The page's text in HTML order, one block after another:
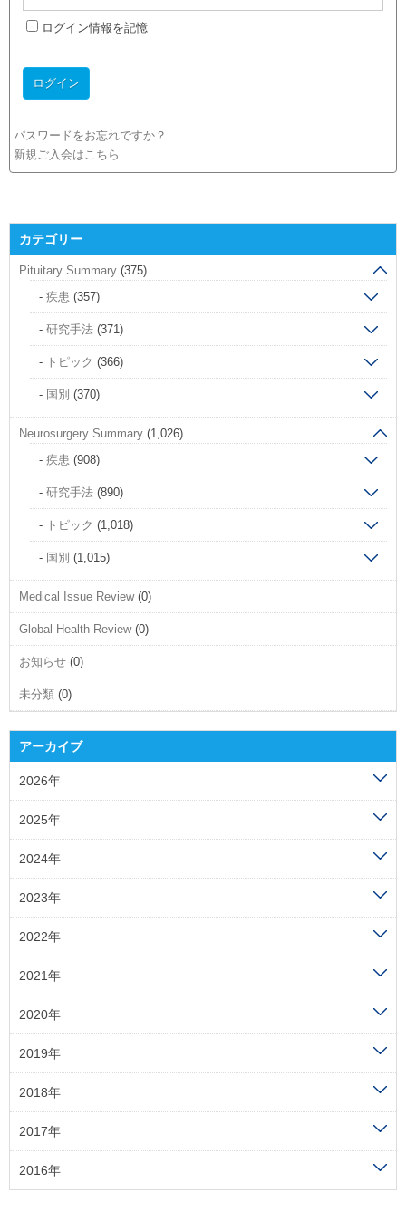
ログイン情報を記憶
パスワードをお忘れですか？
新規ご入会はこちら
カテゴリー
Pituitary Summary (375)
疾患 (357)
研究手法 (371)
トピック (366)
国別 (370)
Neurosurgery Summary (1,026)
疾患 (908)
研究手法 (890)
トピック (1,018)
国別 (1,015)
Medical Issue Review(0)
Global Health Review(0)
お知らせ (0)
未分類 (0)
アーカイブ
2026年
2025年
2024年
2023年
2022年
2021年
2020年
2019年
2018年
2017年
2016年